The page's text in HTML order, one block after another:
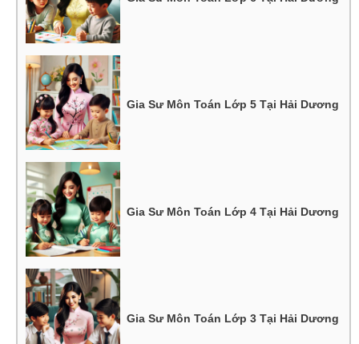
Gia Sư Môn Toán Lớp 5 Tại Hải Dương
Gia Sư Môn Toán Lớp 4 Tại Hải Dương
Gia Sư Môn Toán Lớp 3 Tại Hải Dương